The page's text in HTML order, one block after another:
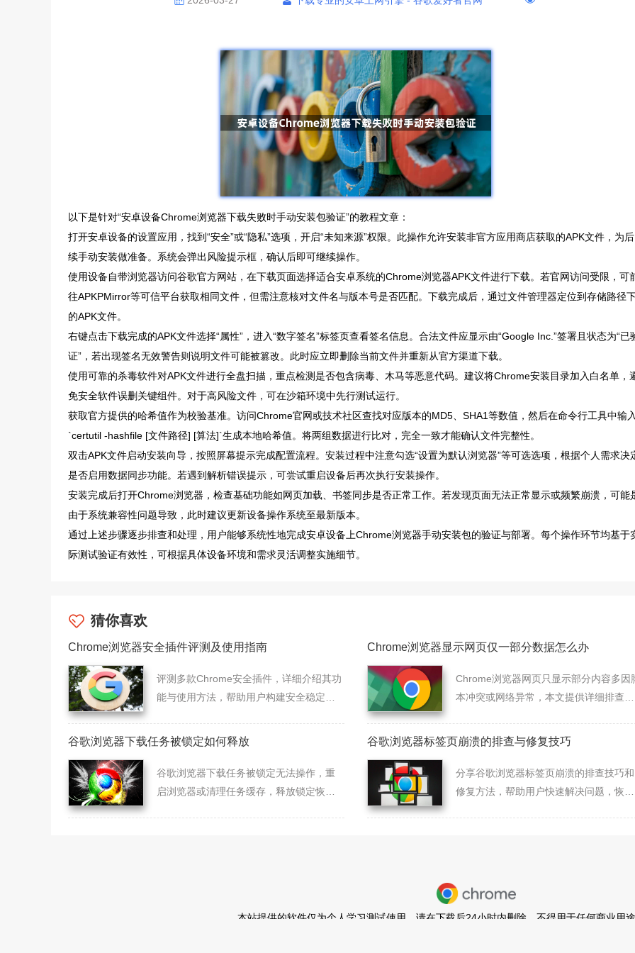
以下是针对“安卓设备Chrome浏览器下载失败时手动安装包验证”的教程文章：
打开安卓设备的设置应用，找到“安全”或“隐私”选项，开启“未知来源”权限。此操作允许安装非官方应用商店获取的APK文件，为后
续手动安装做准备。系统会弹出风险提示框，确认后即可继续操作。
使用设备自带浏览器访问谷歌官方网站，在下载页面选择适合安卓系统的Chrome浏览器APK文件进行下载。若官网访问受限，可
往APKPMirror等可信平台获取相同文件，但需注意核对文件名与版本号是否匹配。下载完成后，通过文件管理器定位到存储路径
的APK文件。
右键点击下载完成的APK文件选择“属性”，进入“数字签名”标签页查看签名信息。合法文件应显示由“Google Inc.”签署且状态为“已
证”，若出现签名无效警告则说明文件可能被篡改。此时应立即删除当前文件并重新从官方渠道下载。
使用可靠的杀毒软件对APK文件进行全盘扫描，重点检测是否包含病毒、木马等恶意代码。建议将Chrome安装目录加入白名单，
免安全软件误删关键组件。对于高风险文件，可在沙箱环境中先行测试运行。
获取官方提供的哈希值作为校验基准。访问Chrome官网或技术社区查找对应版本的MD5、SHA1等数值，然后在命令行工具中输入
`certutil -hashfile [文件路径] [算法]`生成本地哈希值。将两组数据进行比对，完全一致才能确认文件完整性。
双击APK文件启动安装向导，按照屏幕提示完成配置流程。安装过程中注意勾选“设置为默认浏览器”等可选选项，根据个人需求决
是否启用数据同步功能。若遇到解析错误提示，可尝试重启设备后再次执行安装操作。
安装完成后打开Chrome浏览器，检查基础功能如网页加载、书签同步是否正常工作。若发现页面无法正常显示或频繁崩溃，可能
由于系统兼容性问题导致，此时建议更新设备操作系统至最新版本。
通过上述步骤逐步排查和处理，用户能够系统性地完成安卓设备上Chrome浏览器手动安装包的验证与部署。每个操作环节均基于
际测试验证有效性，可根据具体设备环境和需求灵活调整实施细节。
猜你喜欢
Chrome浏览器安全插件评测及使用指南
评测多款Chrome安全插件，详细介绍其功
能与使用方法，帮助用户构建安全稳定的
Chrome浏览器显示网页仅一部分数据怎么办
Chrome浏览器网页只显示部分内容多因
本冲突或网络异常，本文提供详细排查与
谷歌浏览器下载任务被锁定如何释放
谷歌浏览器下载任务被锁定无法操作，重
启浏览器或清理任务缓存，释放锁定恢复
谷歌浏览器标签页崩溃的排查与修复技巧
分享谷歌浏览器标签页崩溃的排查技巧和
修复方法，帮助用户快速解决问题，恢复
本站提供的软件仅为个人学习测试使用，请在下载后24小时内删除，不得用于任何商业用途